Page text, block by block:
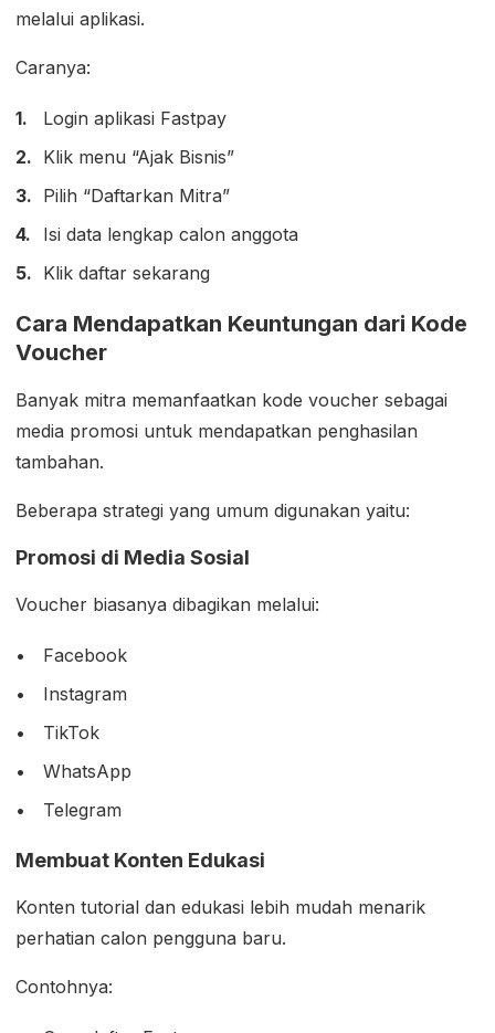
melalui aplikasi.
Caranya:
Login aplikasi Fastpay
Klik menu “Ajak Bisnis”
Pilih “Daftarkan Mitra”
Isi data lengkap calon anggota
Klik daftar sekarang
Cara Mendapatkan Keuntungan dari Kode
Voucher
Banyak mitra memanfaatkan kode voucher sebagai
media promosi untuk mendapatkan penghasilan
tambahan.
Beberapa strategi yang umum digunakan yaitu:
Promosi di Media Sosial
Voucher biasanya dibagikan melalui:
Facebook
Instagram
TikTok
WhatsApp
Telegram
Membuat Konten Edukasi
Konten tutorial dan edukasi lebih mudah menarik
perhatian calon pengguna baru.
Contohnya: